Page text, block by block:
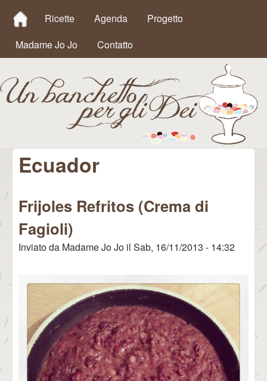
MAIN MENU
Ricette Agenda
Progetto
Madame Jo Jo
Contatto
Un
Banchetto
per gli Dei
Ecuador
Frijoles Refritos (Crema di
Fagioli)
Inviato da Madame Jo Jo il Sab, 16/11/2013 - 14:32